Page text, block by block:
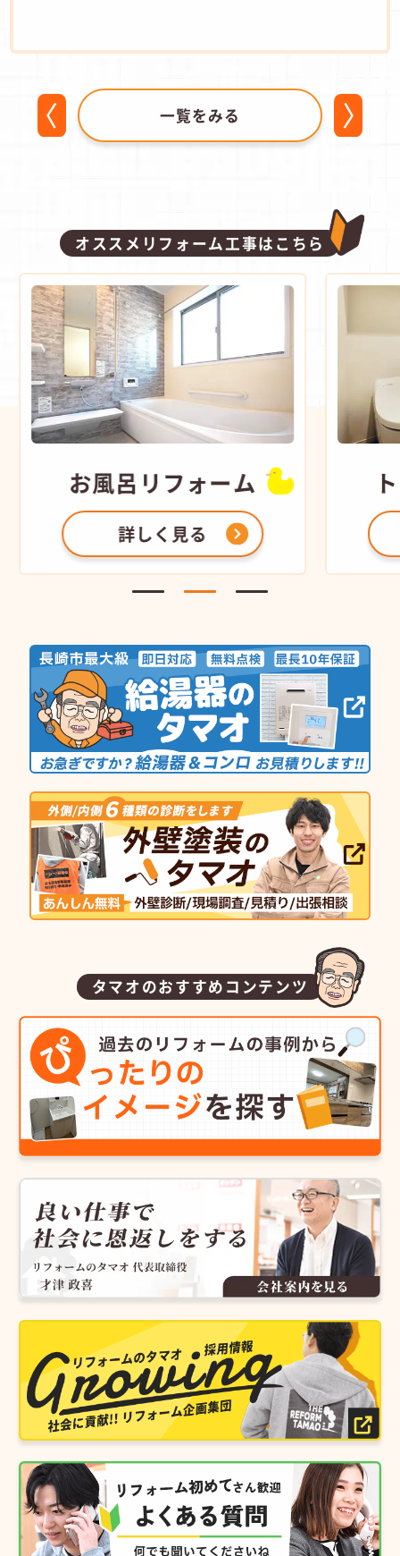
一覧をみる
オススメリフォーム工事はこちら
お風呂 リフォーム
詳しく見る
タマオのおすすめコンテンツ